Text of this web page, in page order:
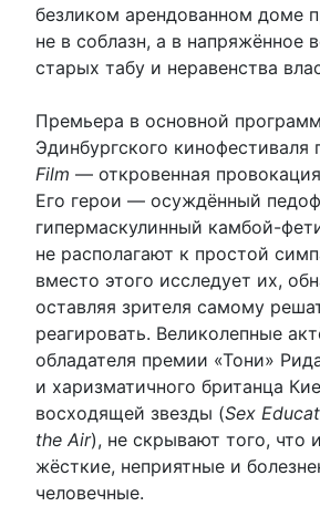
безликом арендованном доме
не в соблазн, а в напряжённое
старых табу и неравенства
Премьера в основной
Эдинбургского кинофестиваля
Film — откровенная
Его герои — осуждённый
гипермаскулинный камбой-
не располагают к простой
вместо этого исследует их,
оставляя зрителя самому
реагировать. Великолепные
обладателя премии «Тони»
и харизматичного британца
восходящей звезды (Sex
the Air), не скрывают того, что
жёсткие, неприятные и
человечные.